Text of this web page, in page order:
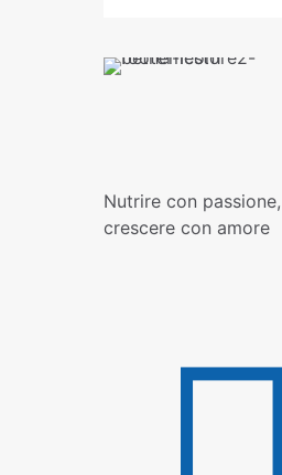
Nutrire con passione,
crescere con amore